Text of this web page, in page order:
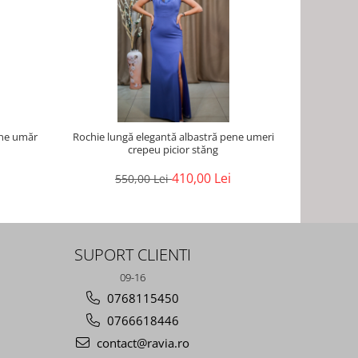
Rochie lungă elegantă albastră pene umeri
crepeu picior stăng
550,00 Lei410,00 Lei
SUPORT CLIENTI
09-16
0768115450
0766618446
contact@ravia.ro